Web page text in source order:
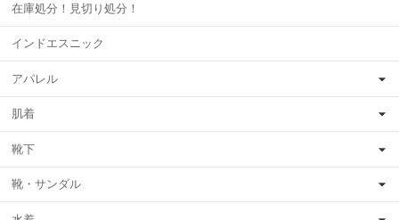
在庫処分！見切り処分！
インドエスニック
アパレル
肌着
靴下
靴・サンダル